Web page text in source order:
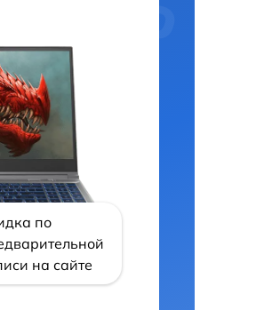
по
на сайте